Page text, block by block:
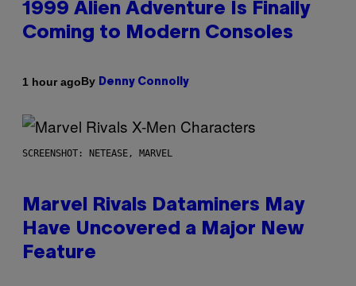
1999 Alien Adventure Is Finally
Coming to Modern Consoles
1 hour agoBy Denny Connolly
SCREENSHOT: NETEASE, MARVEL
Marvel Rivals Dataminers May
Have Uncovered a Major New
Feature